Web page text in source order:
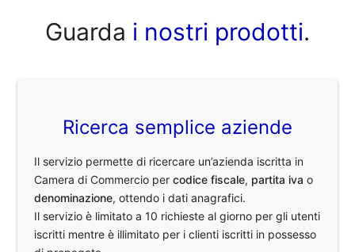
Guarda i nostri prodotti.
Ricerca semplice aziende
Il servizio permette di ricercare un’azienda iscritta in
Camera di Commercio percodice fiscale, partita iva o
denominazione, ottendo i dati anagrafici.
Il servizio è limitato a 10 richieste al giorno per gli utenti
iscritti mentre è illimitato per i clienti iscritti in possesso